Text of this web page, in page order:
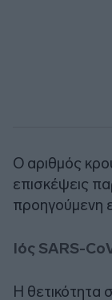
Ο αριθμός
επισκέψεις
προηγούμενη
Ιός SARS-
Η θετικότητα